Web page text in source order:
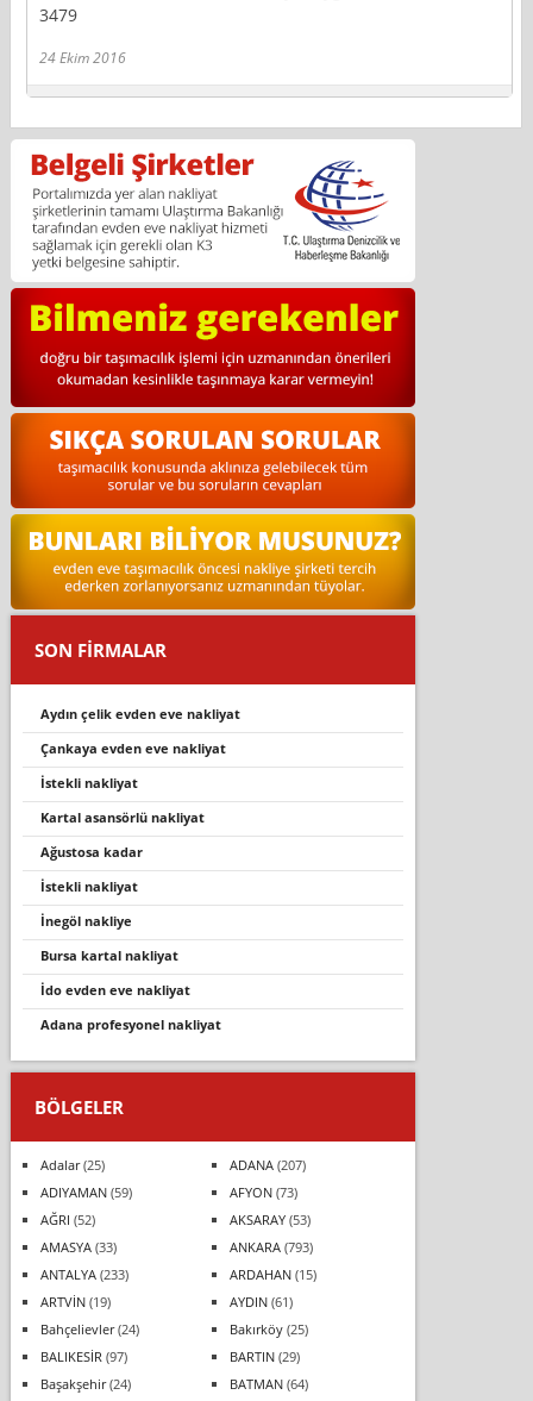
3479
24 Ekim 2016
SON FİRMALAR
aydın çelik evden eve nakliyat
çankaya evden eve nakliyat
i̇stekli nakliyat
kartal asansörlü nakliyat
ağustosa kadar
i̇stekli nakliyat
i̇negöl nakliye
bursa kartal nakliyat
ido evden eve nakliyat
adana profesyonel nakliyat
BÖLGELER
Adalar(25) ADANA(207)
ADIYAMAN(59) AFYON(73)
AĞRI (52) AKSARAY(53)
AMASYA(33) ANKARA(793)
ANTALYA(233) ARDAHAN(15)
ARTVİN(19) AYDIN(61)
Bahçelievler(24) Bakırköy(25)
BALIKESİR (97) BARTIN(29)
Başakşehir(24) BATMAN(64)